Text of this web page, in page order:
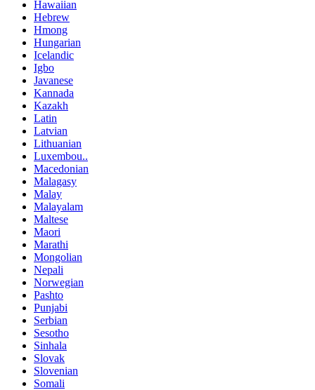
Hawaiian
Hebrew
Hmong
Hungarian
Icelandic
Igbo
Javanese
Kannada
Kazakh
Latin
Latvian
Lithuanian
Luxembou..
Macedonian
Malagasy
Malay
Malayalam
Maltese
Maori
Marathi
Mongolian
Nepali
Norwegian
Pashto
Punjabi
Serbian
Sesotho
Sinhala
Slovak
Slovenian
Somali